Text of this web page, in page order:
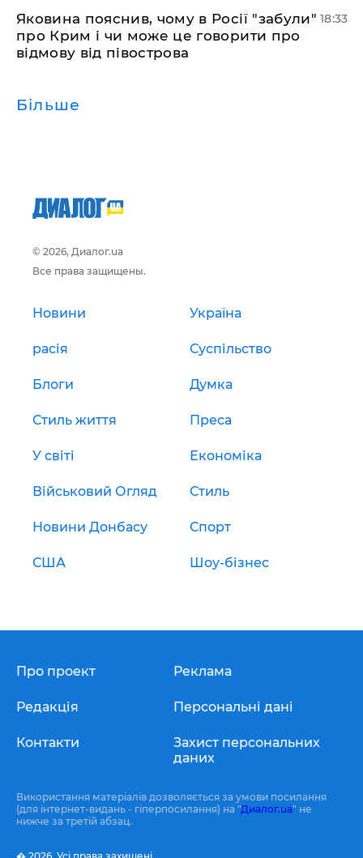
​Яковина пояснив, чому в Росії "забули"
про Крим і чи може це говорити про
відмову від півострова
18:33
Більше
© 2026, Диалог.ua
Все права защищены.
Новини Україна
расія Суспільство
Блоги Думка
Стиль життя Преса
У світі Економіка
Військовий Огляд Стиль
Новини Донбасу Спорт
США Шоу-бізнес
Про проект
Редакція
Контакти
Реклама
Персональні дані
Захист персональних
даних
Використання матеріалів дозволяється за умови посилання
(для інтернет-видань - гіперпосилання) на "Диалог.ua" не
нижче за третій абзац.